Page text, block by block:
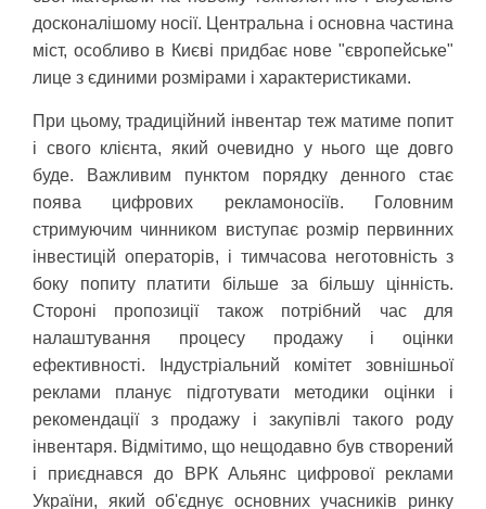
досконалішому носії. Центральна і основна частина
міст, особливо в Києві придбає нове "європейське"
лице з єдиними розмірами і характеристиками.
При цьому, традиційний інвентар теж матиме попит
і свого клієнта, який очевидно у нього ще довго
буде. Важливим пунктом порядку денного стає
поява цифрових рекламоносіїв. Головним
стримуючим чинником виступає розмір первинних
інвестицій операторів, і тимчасова неготовність з
боку попиту платити більше за більшу цінність.
Стороні пропозиції також потрібний час для
налаштування процесу продажу і оцінки
ефективності. Індустріальний комітет зовнішньої
реклами планує підготувати методики оцінки і
рекомендації з продажу і закупівлі такого роду
інвентаря. Відмітимо, що нещодавно був створений
і приєднався до ВРК Альянс цифрової реклами
України, який об'єднує основних учасників ринку